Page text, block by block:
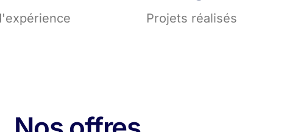
Projets réalisés